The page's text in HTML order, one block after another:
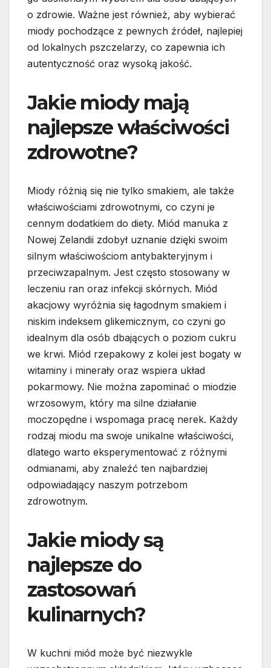
o zdrowie. Ważne jest również, aby wybierać
miody pochodzące z pewnych źródeł, najlepiej
od lokalnych pszczelarzy, co zapewnia ich
autentyczność oraz wysoką jakość.
Jakie miody mają
najlepsze właściwości
zdrowotne?
Miody różnią się nie tylko smakiem, ale także
właściwościami zdrowotnymi, co czyni je
cennym dodatkiem do diety. Miód manuka z
Nowej Zelandii zdobył uznanie dzięki swoim
silnym właściwościom antybakteryjnym i
przeciwzapalnym. Jest często stosowany w
leczeniu ran oraz infekcji skórnych. Miód
akacjowy wyróżnia się łagodnym smakiem i
niskim indeksem glikemicznym, co czyni go
idealnym dla osób dbających o poziom cukru
we krwi. Miód rzepakowy z kolei jest bogaty w
witaminy i minerały oraz wspiera układ
pokarmowy. Nie można zapominać o miodzie
wrzosowym, który ma silne działanie
moczopędne i wspomaga pracę nerek. Każdy
rodzaj miodu ma swoje unikalne właściwości,
dlatego warto eksperymentować z różnymi
odmianami, aby znaleźć ten najbardziej
odpowiadający naszym potrzebom
zdrowotnym.
Jakie miody są
najlepsze do
zastosowań
kulinarnych?
W kuchni miód może być niezwykle